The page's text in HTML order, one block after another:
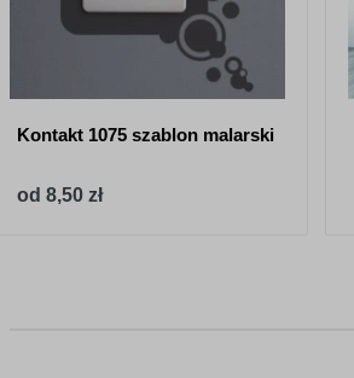
Kontakt 1075 szablon malarski
od 8,50 zł